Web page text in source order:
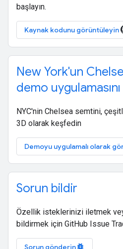
başlayın.
Kaynak kodunu görüntüleyin
New York'un
demo
NYC'nin Chelsea semtini,
3D olarak keşfedin
Demoyu uygulamalı olarak
Sorun bildir
Özellik isteklerinizi iletmek
bildirmek için GitHub Issue
Sorun gönderinbug_report